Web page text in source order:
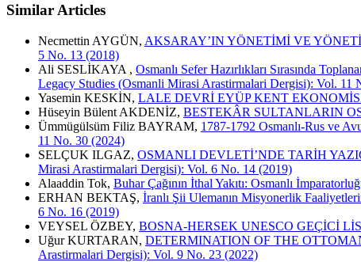
Similar Articles
Necmettin AYGÜN, AKSARAY’IN YÖNETİMİ VE
5 No. 13 (2018)
Ali SESLİKAYA , Osmanlı Sefer Hazırlıkları Sırasında
Legacy Studies (Osmanli Mirasi Arastirmalari Dergisi): Vol. 11
Yasemin KESKİN, LALE DEVRİ EYÜP KENT
Hüseyin Bülent AKDENİZ, BESTEKÂR SULTANLARIN
Ümmügülsüm Filiz BAYRAM, 1787-1792 Osmanlı-Rus ve
11 No. 30 (2024)
SELÇUK ILGAZ, OSMANLI DEVLETİ’NDE TARİH
Mirasi Arastirmalari Dergisi): Vol. 6 No. 14 (2019)
Alaaddin Tok, Buhar Çağının İthal Yakıtı: Osmanlı
ERHAN BEKTAŞ, İranlı Şii Ulemanın Misyonerlik
6 No. 16 (2019)
VEYSEL ÖZBEY, BOSNA-HERSEK UNESCO GEÇİCİ
Uğur KURTARAN, DETERMINATION OF THE
Arastirmalari Dergisi): Vol. 9 No. 23 (2022)